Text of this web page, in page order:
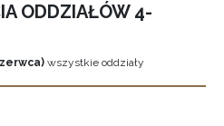
ODDZIAŁÓW 4-
wszystkie oddziały